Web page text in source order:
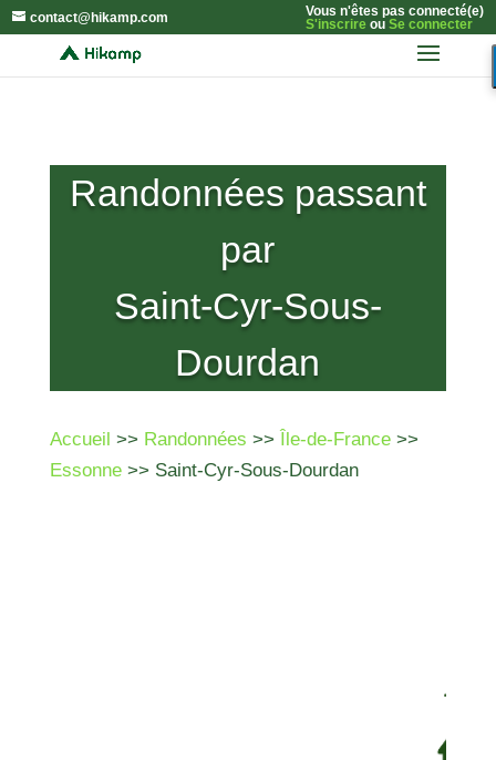
contact@hikamp.com
Vous n'êtes pas connecté(e)
S'inscrireou Se connecter
Randonnées passant
par
Saint-Cyr-Sous-
Dourdan
Accueil >> Randonnées >> Île-de-France>>
Essonne>> Saint-Cyr-Sous-Dourdan